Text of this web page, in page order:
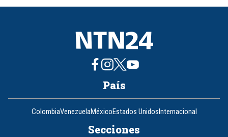
8
País
ColombiaVenezuelaMéxicoEstados UnidosInternacional
Secciones